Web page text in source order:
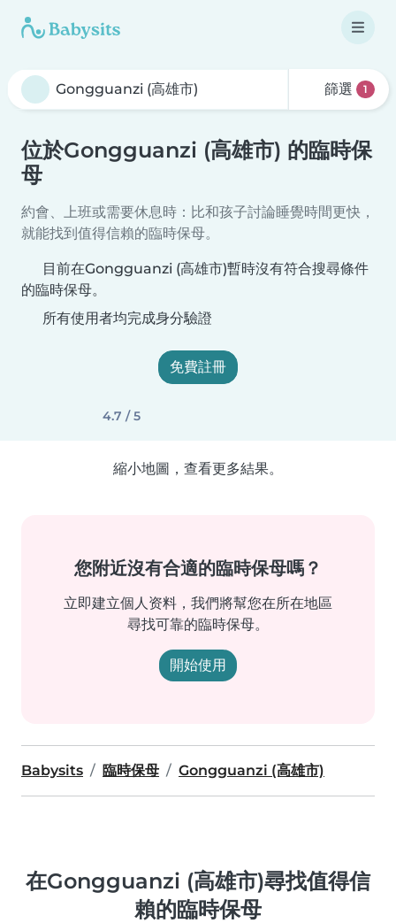
篩選 1
位於Gongguanzi (高雄市) 的臨時保
母
約會、上班或需要休息時：比和孩子討論睡覺時間更快，
就能找到值得信賴的臨時保母。
目前在Gongguanzi (高雄市)暫時沒有符合搜尋條件
的臨時保母。
所有使用者均完成身分驗證
免費註冊
4.7 / 5
縮小地圖，查看更多結果。
您附近沒有合適的臨時保母嗎？
立即建立個人资料，我們將幫您在所在地區
尋找可靠的臨時保母。
開始使用
Babysits 臨時保母 Gongguanzi (高雄市)
在Gongguanzi (高雄市)尋找值得信
賴的臨時保母